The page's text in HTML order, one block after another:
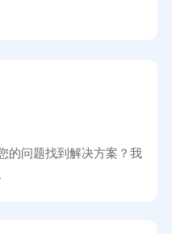
的问题找到解决方案？我